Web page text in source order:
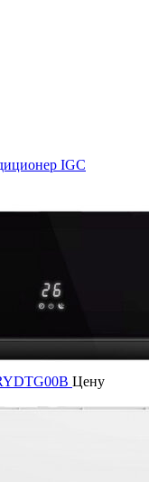
IGC
Цену